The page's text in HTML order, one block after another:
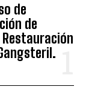
de
de